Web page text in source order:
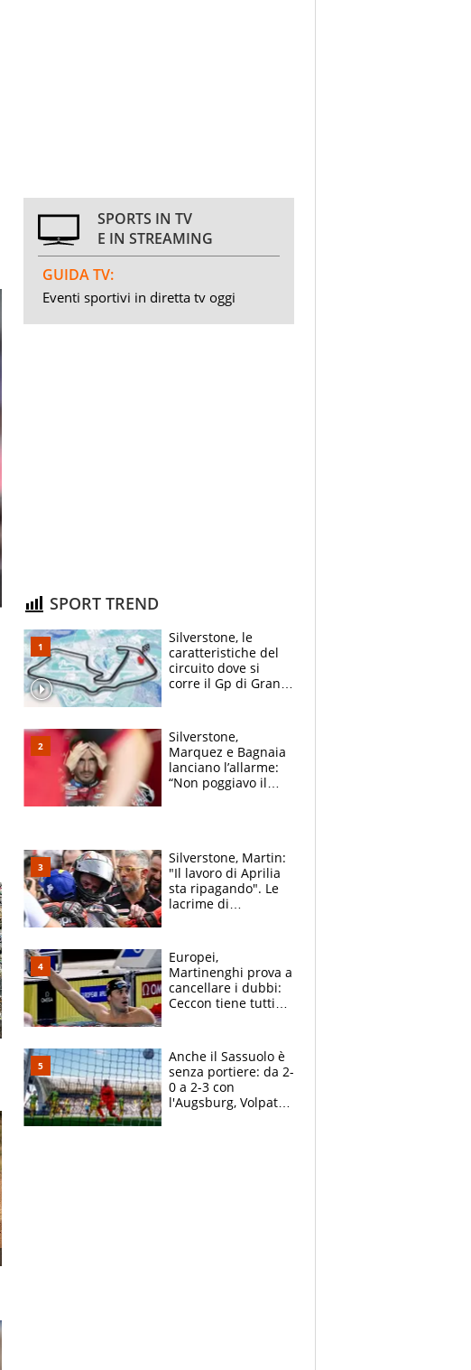
SPORTS IN TV
E IN STREAMING
GUIDA TV:
Eventi sportivi in diretta tv oggi
SPORT TREND
Silverstone, le
caratteristiche del
circuito dove si
corre il Gp di Gran
Silverstone,
Marquez e Bagnaia
lanciano l’allarme:
“Non poggiavo il
Silverstone, Martin:
"Il lavoro di Aprilia
sta ripagando". Le
lacrime di
la gara domani"
Europei,
Martinenghi prova a
cancellare i dubbi:
Ceccon tiene tutti
Curtis
Anche il Sassuolo è
senza portiere: da 2-
0 a 2-3 con
l'Augsburg, Volpato